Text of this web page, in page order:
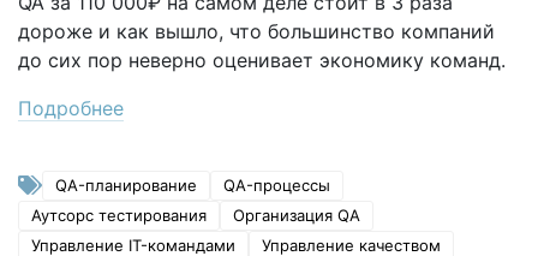
дороже и как вышло, что большинство компаний
до сих пор неверно оценивает экономику команд.
Подробнее
QA-планирование
QA-процессы
Аутсорс тестирования
Организация QA
Управление IT-командами
Управление качеством